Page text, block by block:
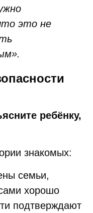
это не
ребёнку,
знакомых:
семьи,
хорошо
подтверждают